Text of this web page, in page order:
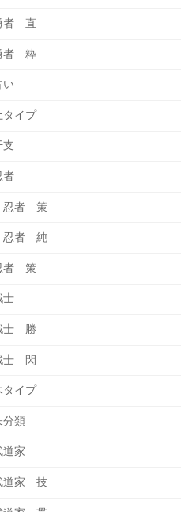
者 直
者 粋
い
タイプ
支
者
忍者 策
忍者 純
者 策
士
士 勝
士 閃
タイプ
分類
道家
道家 技